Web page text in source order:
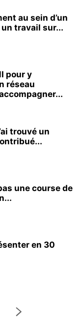
au sein d’un
un travail sur...
pour y
réseau
trouvé un
une course de
en 30